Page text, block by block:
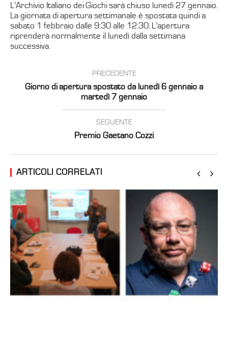
L’Archivio Italiano dei Giochi sarà chiuso lunedì 27 gennaio.
La giornata di apertura settimanale è spostata quindi a
sabato 1 febbraio dalle 9:30 alle 12:30. L’apertura
riprenderà normalmente il lunedì dalla settimana
successiva.
PRECEDENTE
Giorno di apertura spostato da lunedì 6 gennaio a
martedì 7 gennaio
SEGUENTE
Premio Gaetano Cozzi
ARTICOLI CORRELATI